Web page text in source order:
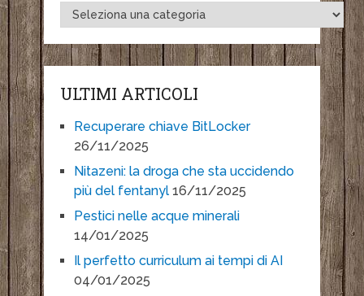
ULTIMI ARTICOLI
Recuperare chiave BitLocker
26/11/2025
Nitazeni: la droga che sta uccidendo
più del fentanyl 16/11/2025
Pestici nelle acque minerali
14/01/2025
Il perfetto curriculum ai tempi di AI
04/01/2025